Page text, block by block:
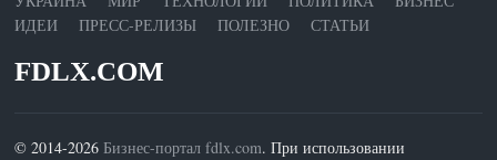
ИДЕИ
ПРЕСС-РЕЛИЗЫ ПОЛЕЗНО СТАТЬИ
FDLX.COM
© 2014-2026Бизнес-портал fdlx.com. При использовании